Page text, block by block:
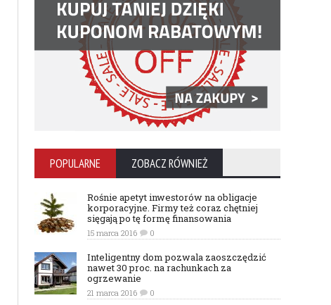
POPULARNE ZOBACZ RÓWNIEŻ
Rośnie apetyt inwestorów na obligacje
korporacyjne. Firmy też coraz chętniej
sięgają po tę formę finansowania
15 marca 2016 0
Inteligentny dom pozwala zaoszczędzić
nawet 30 proc. na rachunkach za
ogrzewanie
21 marca 2016 0